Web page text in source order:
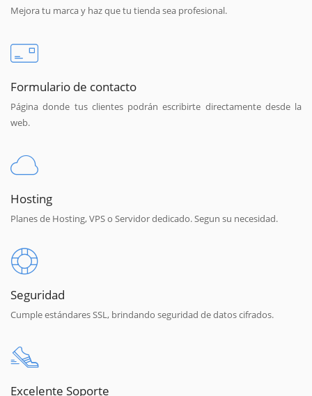
Mejora tu marca y haz que tu tienda sea profesional.
Formulario de contacto
Página donde tus clientes podrán escribirte directamente desde la
web.
Hosting
Planes de Hosting, VPS o Servidor dedicado. Segun su necesidad.
Seguridad
Cumple estándares SSL, brindando seguridad de datos cifrados.
Excelente Soporte